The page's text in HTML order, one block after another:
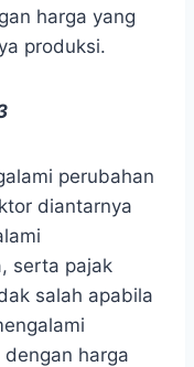
harga yang
produksi.
perubahan
diantarnya
serta pajak
salah apabila
harga